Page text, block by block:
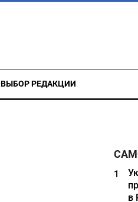
ВЫБОР РЕДАКЦИИ
1
в